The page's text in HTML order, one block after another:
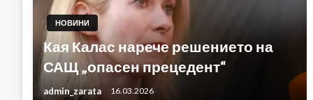
НОВИНИ
Кая Калас нарече решението на
САЩ „опасен прецедент“
admin_zarata 16.03.2026